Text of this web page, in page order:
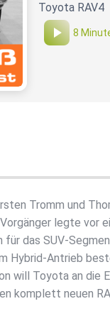
Toyota RAV4
8
Tromm und
legte vor
das SUV-
Hybrid-Antrieb
will Toyota an die
komplett neuen